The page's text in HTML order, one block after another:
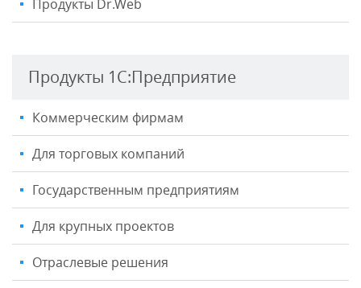
Продукты Dr.Web
Продукты 1С:Предприятие
Коммерческим фирмам
Для торговых компаний
Государственным предприятиям
Для крупных проектов
Отраслевые решения